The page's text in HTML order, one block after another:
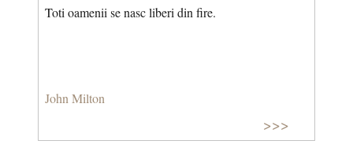
Toti oamenii se nasc liberi din fire.
John Milton
>>>